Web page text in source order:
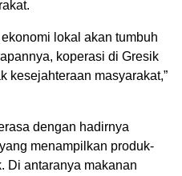
lokal akan tumbuh
koperasi di Gresik
kesejahteraan masyarakat,”
dengan hadirnya
menampilkan produk-
Di antaranya makanan